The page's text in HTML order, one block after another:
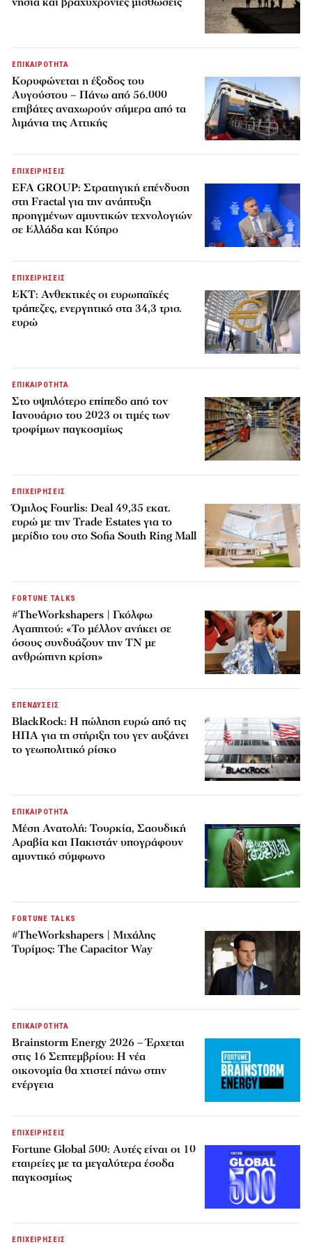
ΕΠΙΚΑΙΡΟΤΗΤΑ
Κορυφώνεται η έξοδος του
Αυγούστου – Πάνω από 56.000
επιβάτες αναχωρούν σήμερα από τα
λιμάνια της Αττικής
ΕΠΙΧΕΙΡΗΣΕΙΣ
EFA GROUP: Στρατηγική επένδυση
στη Fractal για την ανάπτυξη
προηγμένων αμυντικών τεχνολογιών
σε Ελλάδα και Κύπρο
ΕΠΙΧΕΙΡΗΣΕΙΣ
ΕΚΤ: Ανθεκτικές οι ευρωπαϊκές
τράπεζες, ενεργητικό στα 34,3 τρισ.
ευρώ
ΕΠΙΚΑΙΡΟΤΗΤΑ
Στο υψηλότερο επίπεδο από τον
Ιανουάριο του 2023 οι τιμές των
τροφίμων παγκοσμίως
ΕΠΙΧΕΙΡΗΣΕΙΣ
Όμιλος Fourlis: Deal 49,35 εκατ.
ευρώ με την Trade Estates για το
μερίδιο του στο Sofia South Ring Mall
FORTUNE TALKS
#TheWorkshapers | Γκόλφω
Αγαπητού: «Το μέλλον ανήκει σε
όσους συνδυάζουν την ΤΝ με
ανθρώπινη κρίση»
ΕΠΕΝΔΥΣΕΙΣ
BlackRock: Η πώληση ευρώ από τις
ΗΠΑ για τη στήριξη του γεν αυξάνει
το γεωπολιτικό ρίσκο
ΕΠΙΚΑΙΡΟΤΗΤΑ
Μέση Ανατολή: Τουρκία, Σαουδική
Αραβία και Πακιστάν υπογράφουν
αμυντικό σύμφωνο
FORTUNE TALKS
#TheWorkshapers | Μιχάλης
Τυρίμος: The Capacitor Way
ΕΠΙΚΑΙΡΟΤΗΤΑ
Brainstorm Energy 2026 – Έρχεται
στις 16 Σεπτεμβρίου: Η νέα
οικονομία θα χτιστεί πάνω στην
ενέργεια
ΕΠΙΧΕΙΡΗΣΕΙΣ
Fortune Global 500: Αυτές είναι οι 10
εταιρείες με τα μεγαλύτερα έσοδα
παγκοσμίως
ΕΠΙΧΕΙΡΗΣΕΙΣ